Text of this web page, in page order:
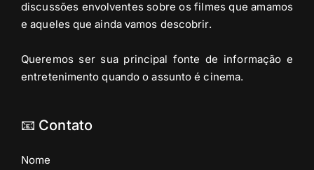
discussões envolventes sobre os filmes que amamos
e aqueles que ainda vamos descobrir.
Queremos ser sua principal fonte de informação e
entretenimento quando o assunto é cinema.
📧 Contato
Nome